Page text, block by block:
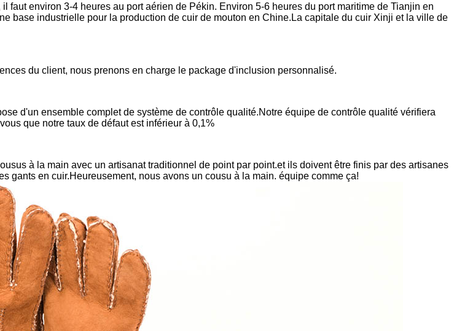
faut environ 3-4 heures au port aérien de Pékin. Environ 5-6 heures du port maritime de Tianjin en
base industrielle pour la production de cuir de mouton en Chine.La capitale du cuir Xinji et la ville de
du client, nous prenons en charge le package d'inclusion personnalisé.
d'un ensemble complet de système de contrôle qualité.Notre équipe de contrôle qualité vérifiera
que notre taux de défaut est inférieur à 0,1%
à la main avec un artisanat traditionnel de point par point.et ils doivent être finis par des artisanes
gants en cuir.Heureusement, nous avons un cousu à la main. équipe comme ça!